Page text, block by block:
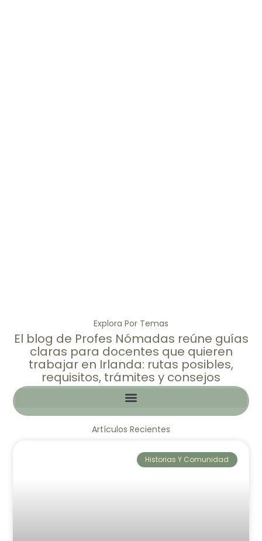
Explora Por Temas
El blog de Profes Nómadas reúne guías
claras para docentes que quieren
trabajar en Irlanda: rutas posibles,
requisitos, trámites y consejos
Artículos Recientes
Historias Y Comunidad